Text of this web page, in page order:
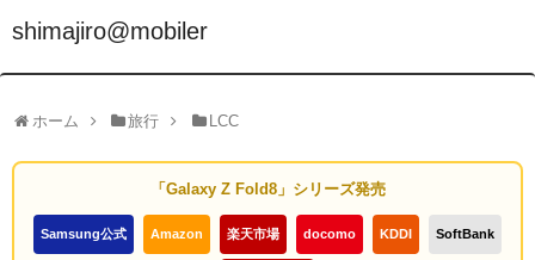
shimajiro@mobiler
ホーム 旅行 LCC
「Galaxy Z Fold8」シリーズ発売
Samsung公式 Amazon 楽天市場 docomo KDDI SoftBank